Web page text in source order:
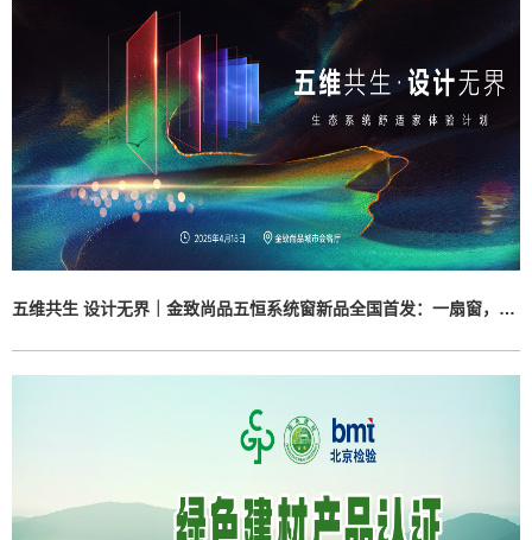
五维共生 设计无界｜金致尚品五恒系统窗新品全国首发：一扇窗，定义未来人居